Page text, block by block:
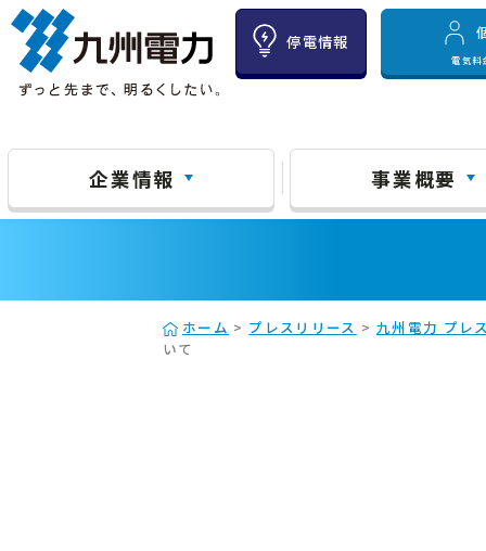
停電情報
電気料
企業情報 事業概要
ホーム > プレスリリース > 九州電力 プレ
いて